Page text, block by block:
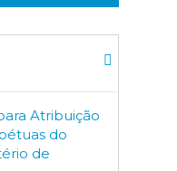
Atribuição
do
de